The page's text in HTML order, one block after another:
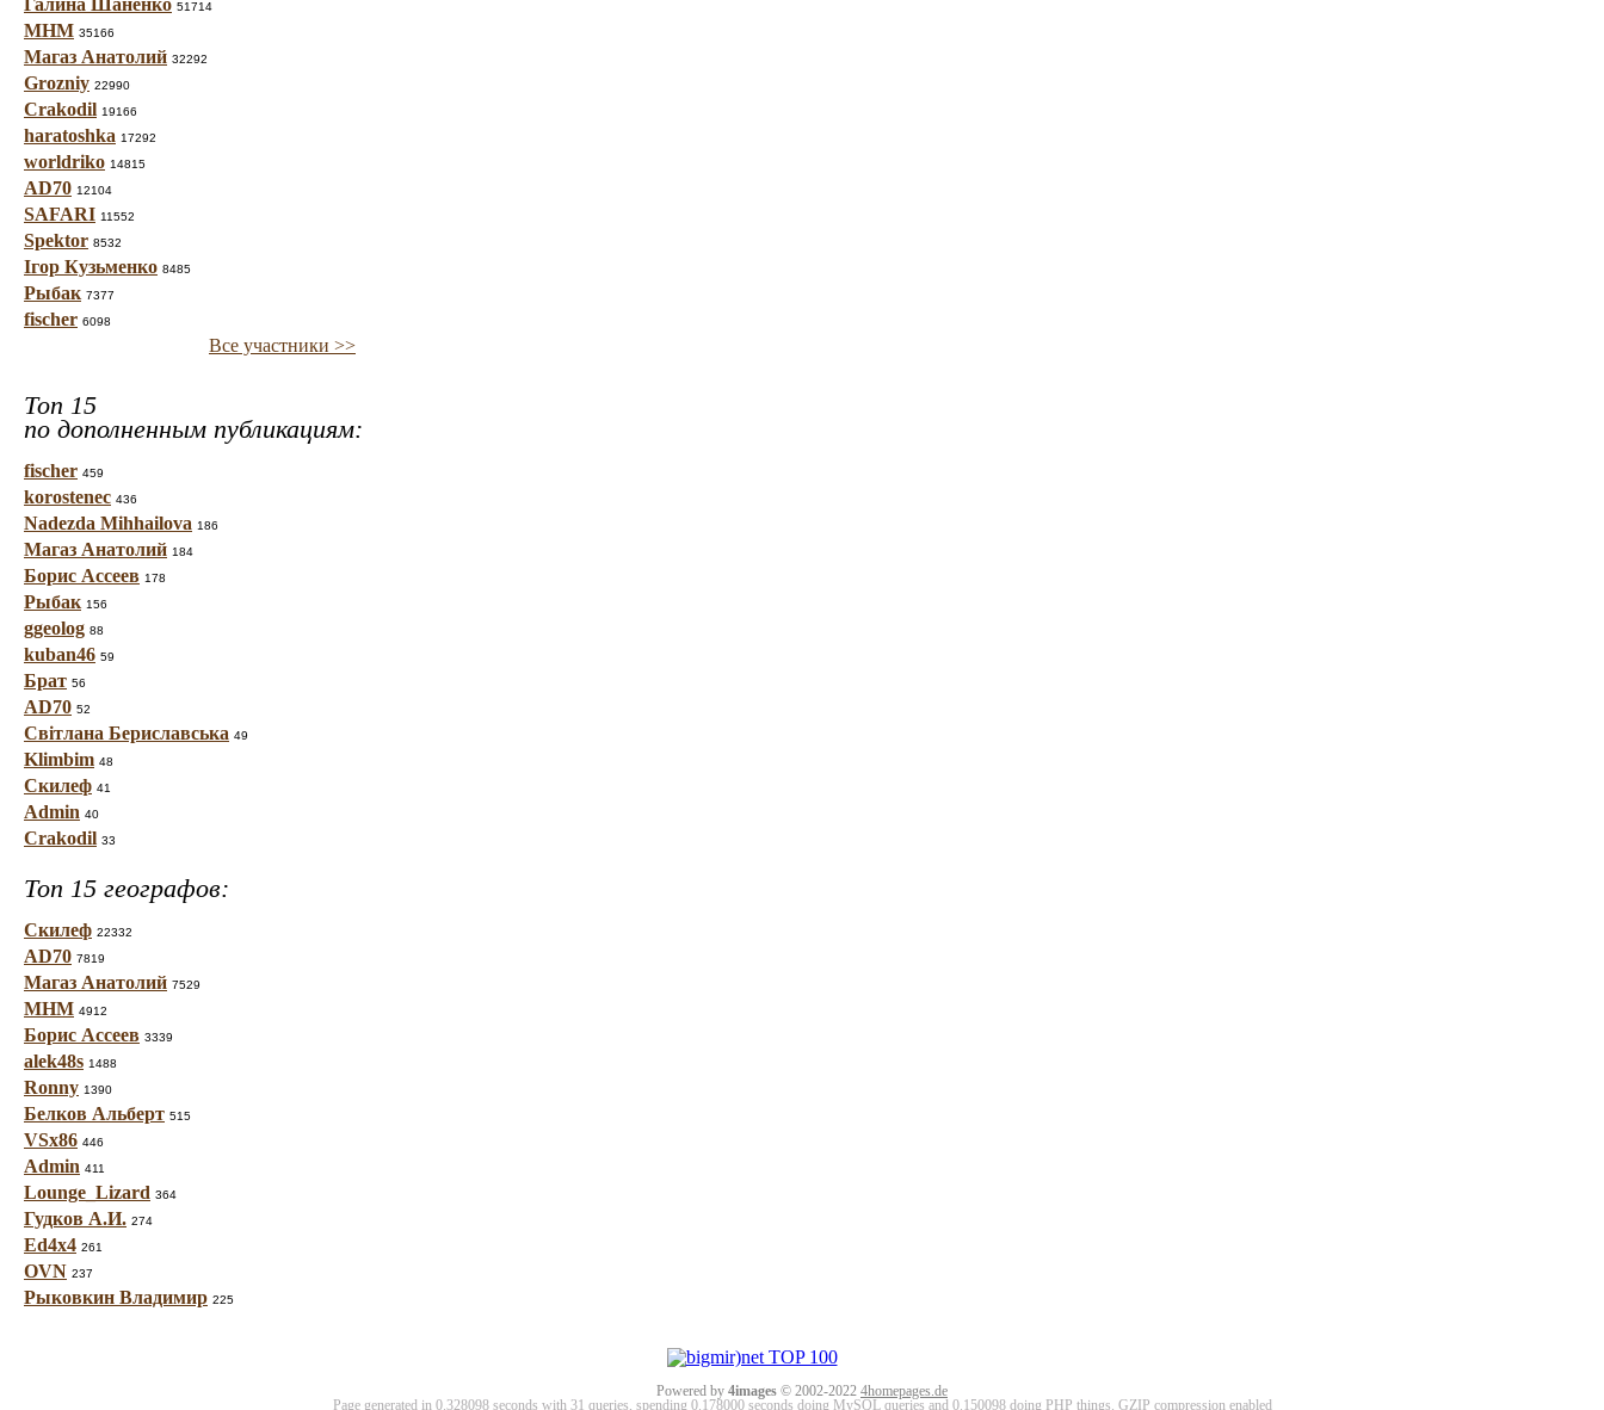
Галина Шаненко 51714
МНМ 35166
Магаз Анатолий 32292
Grozniy 22990
Crakodil 19166
haratoshka 17292
worldriko 14815
AD70 12104
SAFARI 11552
Spektor 8532
Ігор Кузьменко 8485
Рыбак 7377
fischer 6098
Все участники >>
Топ 15
по дополненным публикациям:
fischer 459
korostenec 436
Nadezda Mihhailova 186
Магаз Анатолий 184
Борис Ассеев 178
Рыбак 156
ggeolog 88
kuban46 59
Брат 56
AD70 52
Світлана Бериславська 49
Klimbim 48
Скилеф 41
Admin 40
Crakodil 33
Топ 15 географов:
Скилеф 22332
AD70 7819
Магаз Анатолий 7529
МНМ 4912
Борис Ассеев 3339
alek48s 1488
Ronny 1390
Белков Альберт 515
VSx86 446
Admin 411
Lounge_Lizard 364
Гудков А.И. 274
Ed4x4 261
OVN 237
Рыковкин Владимир 225
Powered by 4images © 2002-2022 4homepages.de
Page generated in 0.328098 seconds with 31 queries, spending 0.178000 seconds doing MySQL queries and 0.150098 doing PHP things. GZIP compression enabled